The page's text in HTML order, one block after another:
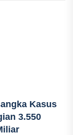
Kasus
3.550